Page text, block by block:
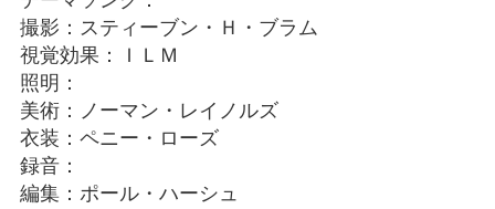
撮影：スティーブン・Ｈ・ブラム
視覚効果：ＩＬＭ
照明：
美術：ノーマン・レイノルズ
衣装：ペニー・ローズ
録音：
編集：ポール・ハーシュ